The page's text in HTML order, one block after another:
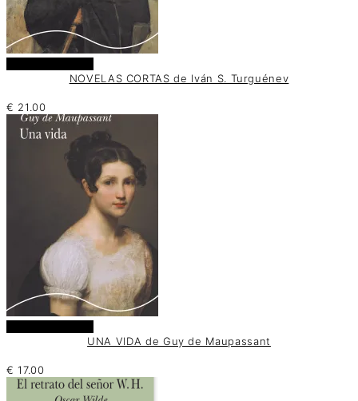
NOVELAS CORTAS de Iván S. Turguénev
€ 21.00
UNA VIDA de Guy de Maupassant
€ 17.00